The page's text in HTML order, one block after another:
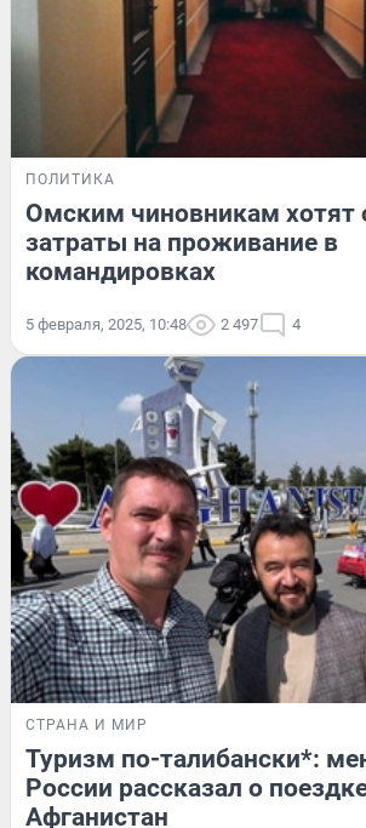
ПОЛИТИКА
Омским чиновникам хотят
затраты на проживание в
командировках
5 февраля, 2025, 10:48 2 497 4
СТРАНА И МИР
Туризм по-талибански*:
России рассказал о
Афганистан